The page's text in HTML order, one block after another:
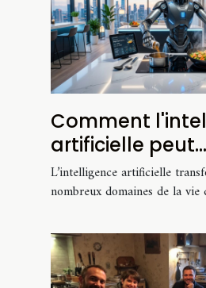
Comment
artificielle peut
révolutionner
cuisine ?
L’intelligence artificielle
nombreux domaines de la vie